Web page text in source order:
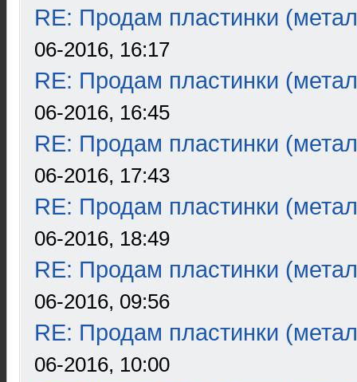
RE: Продам пластинки
06-2016, 16:17
RE: Продам пластинки
06-2016, 16:45
RE: Продам пластинки
06-2016, 17:43
RE: Продам пластинки
06-2016, 18:49
RE: Продам пластинки
06-2016, 09:56
RE: Продам пластинки
06-2016, 10:00